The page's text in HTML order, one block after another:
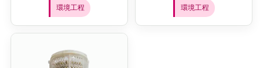
環境工程 環境工程